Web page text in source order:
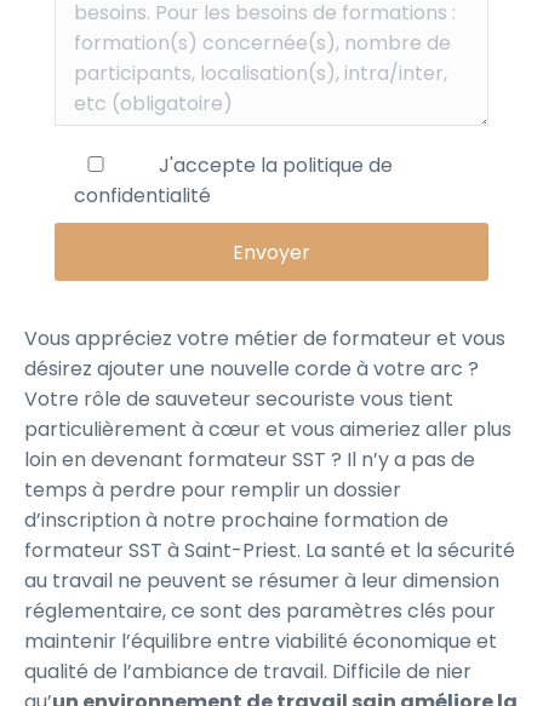
J'accepte la politique de
confidentialité
Vous appréciez votre métier de formateur et vous
désirez ajouter une nouvelle corde à votre arc ?
Votre rôle de sauveteur secouriste vous tient
particulièrement à cœur et vous aimeriez aller plus
loin en devenant formateur SST ? Il n’y a pas de
temps à perdre pour remplir un dossier
d’inscription à notre prochaine formation de
formateur SST à Saint-Priest. La santé et la sécurité
au travail ne peuvent se résumer à leur dimension
réglementaire, ce sont des paramètres clés pour
maintenir l’équilibre entre viabilité économique et
qualité de l’ambiance de travail. Difficile de nier